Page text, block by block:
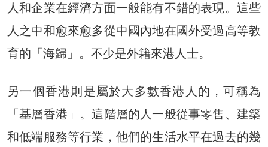
人和企業在經濟方面一般能有不錯的表現。這些
人之中和愈來愈多從中國內地在國外受過高等教
育的「海歸」。不少是外籍來港人士。
另一個香港則是屬於大多數香港人的，可稱為
「基層香港」。這階層的人一般從事零售、建築
和低端服務等行業，他們的生活水平在過去的幾